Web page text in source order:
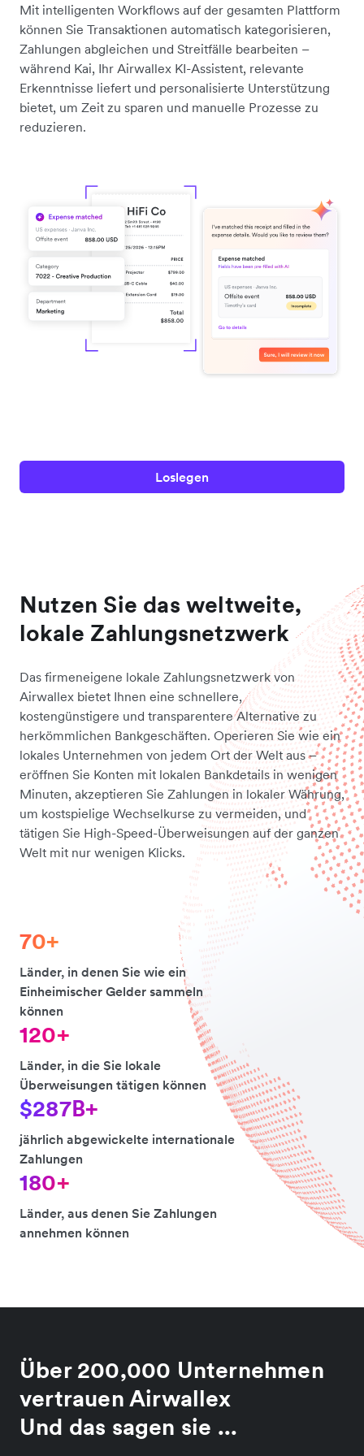
Mit intelligenten Workflows auf der gesamten Plattform
können Sie Transaktionen automatisch kategorisieren,
Zahlungen abgleichen und Streitfälle bearbeiten –
während Kai, Ihr Airwallex KI-Assistent, relevante
Erkenntnisse liefert und personalisierte Unterstützung
bietet, um Zeit zu sparen und manuelle Prozesse zu
reduzieren.
Loslegen
Nutzen Sie das weltweite,
lokale Zahlungsnetzwerk
Das firmeneigene lokale Zahlungsnetzwerk von
Airwallex bietet Ihnen eine schnellere,
kostengünstigere und transparentere Alternative zu
herkömmlichen Bankgeschäften. Operieren Sie wie ein
lokales Unternehmen von jedem Ort der Welt aus –
eröffnen Sie Konten mit lokalen Bankdetails in wenigen
Minuten, akzeptieren Sie Zahlungen in lokaler Währung,
um kostspielige Wechselkurse zu vermeiden, und
tätigen Sie High-Speed-Überweisungen auf der ganzen
Welt mit nur wenigen Klicks.
70+
Länder, in denen Sie wie ein
Einheimischer Gelder sammeln
können
120+
Länder, in die Sie lokale
Überweisungen tätigen können
$287B+
jährlich abgewickelte internationale
Zahlungen
180+
Länder, aus denen Sie Zahlungen
annehmen können
Über 200,000 Unternehmen
vertrauen Airwallex
Und das sagen sie ...